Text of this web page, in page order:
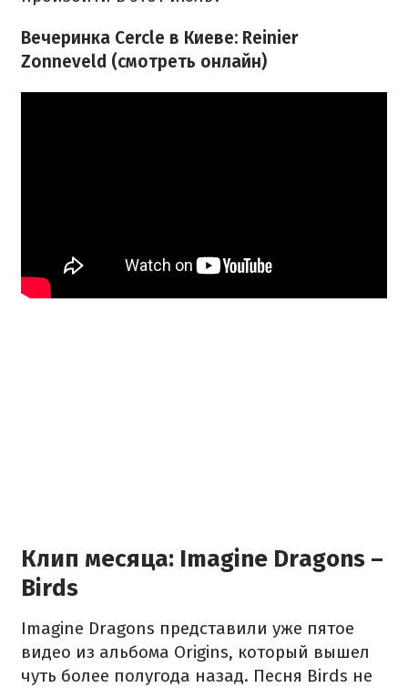
Вечеринка Cercle в Киеве: Reinier
Zonneveld (смотреть онлайн)
Клип месяца: Imagine Dragons –
Birds
Imagine Dragons представили уже пятое
видео из альбома Origins, который вышел
чуть более полугода назад. Песня Birds не